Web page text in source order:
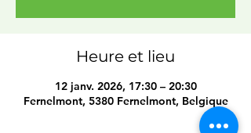
Heure et lieu
12 janv. 2026, 17:30 – 20:30
Fernelmont, 5380 Fernelmont, Belgique